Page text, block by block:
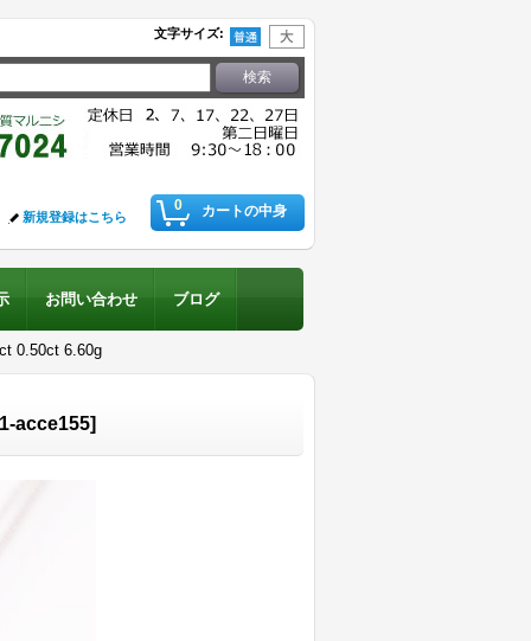
文字サイズ:
0 カートの中身
新規登録はこちら
お問い合わせ ブログ
0.50ct 6.60g
acce155]